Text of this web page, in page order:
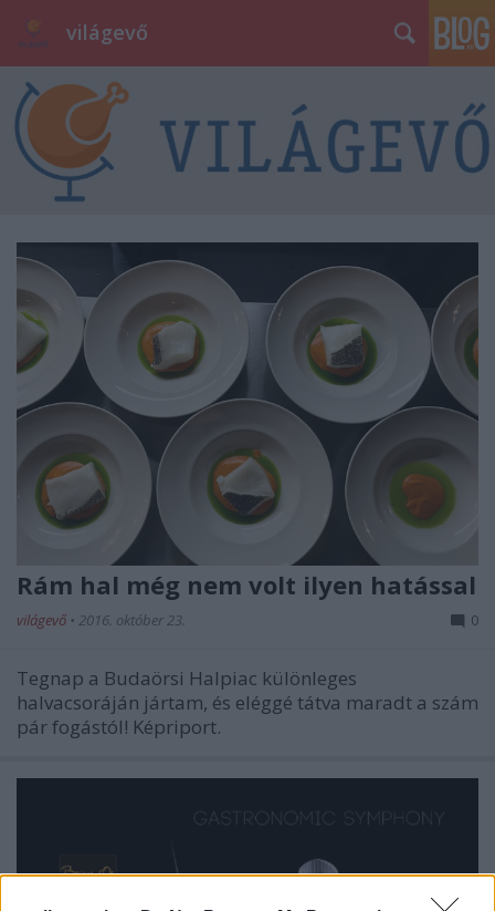
világevő
Rám hal még nem volt ilyen hatással
világevő • 2016. október 23. 0
Tegnap a Budaörsi Halpiac különleges
halvacsoráján jártam, és eléggé tátva maradt a szám
pár fogástól! Képriport.